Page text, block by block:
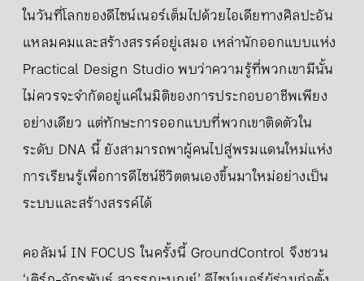
ในวันที่โลกของดีไซน์เนอร์เต็มไปด้วยไอเดียทางศิลปะอัน
แหลมคมและสร้างสรรค์อยู่เสมอ เหล่านักออกแบบแห่ง
Practical Design Studio พบว่าความรู้ที่พวกเขามีนั้น
ไม่ควรจะจำกัดอยู่แค่ในมิติของการประกอบอาชีพเพียง
อย่างเดียว แต่ทักษะการออกแบบที่พวกเขาติดตัวใน
ระดับ DNA นี้ ยังสามารถพาผู้คนไปสู่พรมแดนใหม่แห่ง
การเรียนรู้เพื่อการดีไซน์ชีวิตตนเองขึ้นมาใหม่อย่างเป็น
ระบบและสร้างสรรค์ได้
คอลัมน์ IN FOCUS ในครั้งนี้ GroundControl จึงชวน